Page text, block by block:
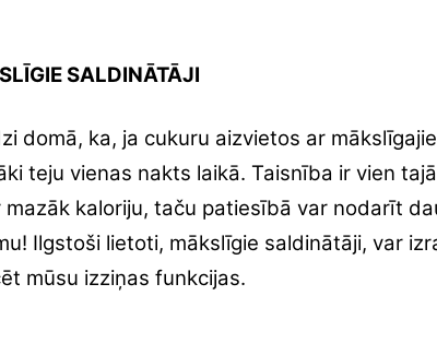
SALDINĀTĀJI
domā, ka, ja cukuru aizvietos ar
teju vienas nakts laikā. Taisnība ir vien
mazāk kaloriju, taču patiesībā var nodarīt
Ilgstoši lietoti, mākslīgie saldinātāji, var
mūsu izziņas funkcijas.